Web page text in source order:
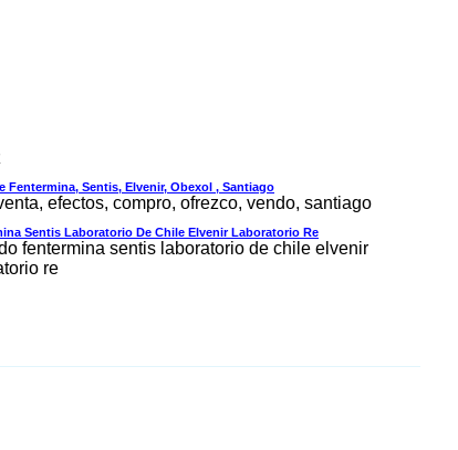
Fentermina, Sentis, Elvenir, Obexol , Santiago
efectos, compro, ofrezco, vendo, santiago
Sentis Laboratorio De Chile Elvenir Laboratorio Re
fentermina sentis laboratorio de chile elvenir
re